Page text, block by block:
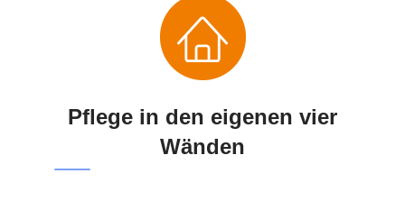
Pflege in den eigenen vier
Wänden